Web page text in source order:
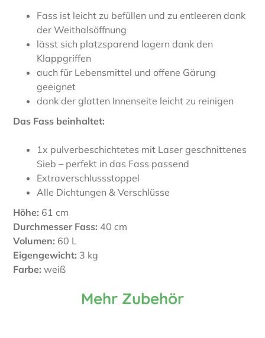
Fass ist leicht zu befüllen und zu entleeren dank
der Weithalsöffnung
lässt sich platzsparend lagern dank den
Klappgriffen
auch für Lebensmittel und offene Gärung
geeignet
dank der glatten Innenseite leicht zu reinigen
Das Fass beinhaltet:
1x pulverbeschichtetes mit Laser geschnittenes
Sieb – perfekt in das Fass passend
Extraverschlussstoppel
Alle Dichtungen & Verschlüsse
Höhe: 61 cm
Durchmesser Fass: 40 cm
Volumen: 60 L
Eigengewicht: 3 kg
Farbe: weiß
Mehr Zubehör